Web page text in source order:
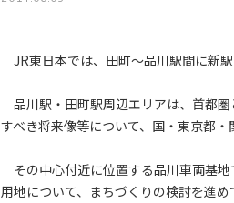
JR東日本では、田町～品川駅間に新
品川駅・田町駅周辺エリアは、首都
すべき将来像等について、国・東京都・
その中心付近に位置する品川車両基
用地について、まちづくりの検討を進